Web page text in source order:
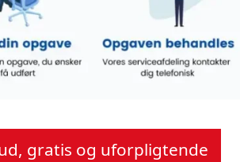
gratis og uforpligtende